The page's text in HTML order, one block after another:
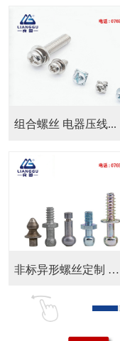
十字槽无头顶丝凹端机...
非标异形特殊螺丝定制